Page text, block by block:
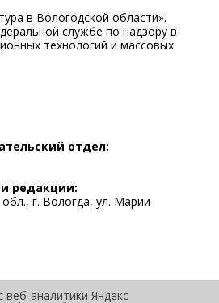
в Вологодской области».
службе по надзору в
технологий и массовых
дата принятия решения о
аналитический центр
160000, Вологодская обл., г.
д.10
Елена Григорьевна
персональных данных
использовании информации
обязательна.
за достоверность
в рекламных объявлениях.
отдел:
редакции:
г. Вологда, ул. Марии
веб-аналитики Яндекс